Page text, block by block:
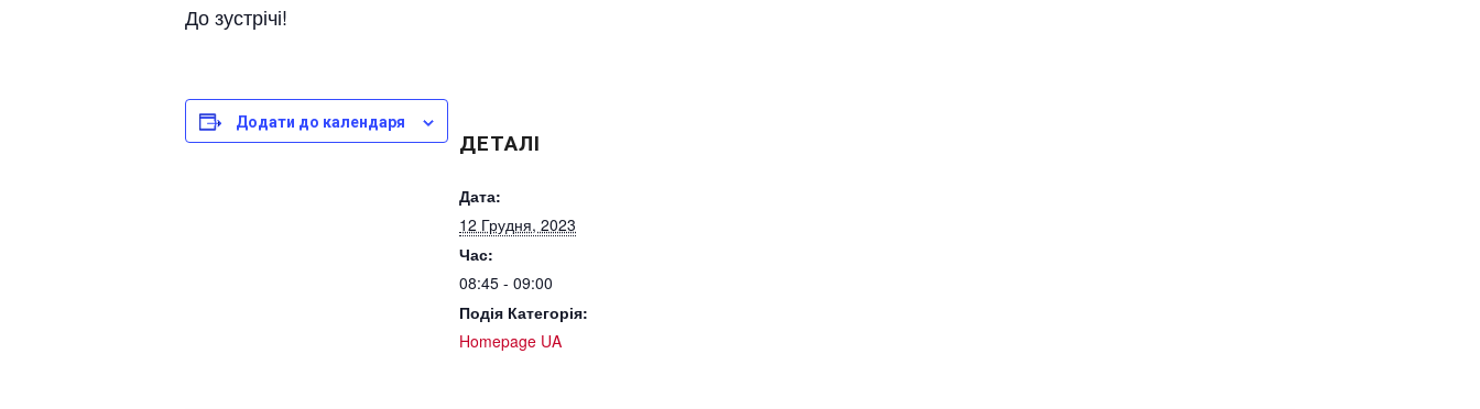
До зустрічі!
Додати до календаря
ДЕТАЛІ
Дата:
12 Грудня, 2023
Час:
08:45 - 09:00
Подія Категорія:
Homepage UA